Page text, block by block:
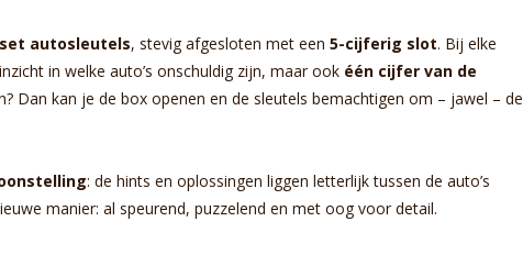
autosleutels, stevig afgesloten met een 5-cijferig slot. Bij elke
in welke auto’s onschuldig zijn, maar ook één cijfer van de
Dan kan je de box openen en de sleutels bemachtigen om – jawel – de
: de hints en oplossingen liggen letterlijk tussen de auto’s
manier: al speurend, puzzelend en met oog voor detail.